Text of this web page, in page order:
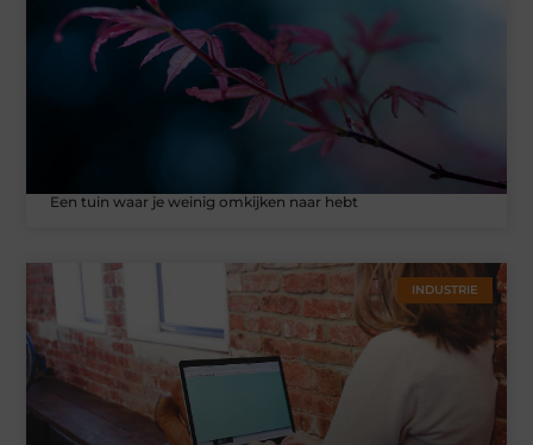
Een tuin waar je weinig omkijken naar hebt
INDUSTRIE